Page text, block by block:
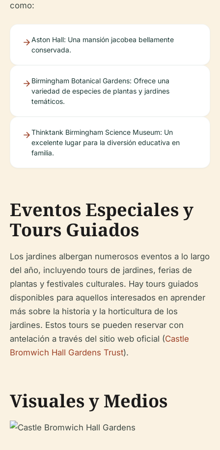
como:
Aston Hall: Una mansión jacobea bellamente
conservada.
Birmingham Botanical Gardens: Ofrece una
variedad de especies de plantas y jardines
temáticos.
Thinktank Birmingham Science Museum: Un
excelente lugar para la diversión educativa en
familia.
Eventos Especiales y
Tours Guiados
Los jardines albergan numerosos eventos a lo largo
del año, incluyendo tours de jardines, ferias de
plantas y festivales culturales. Hay tours guiados
disponibles para aquellos interesados en aprender
más sobre la historia y la horticultura de los
jardines. Estos tours se pueden reservar con
antelación a través del sitio web oficial (Castle
Bromwich Hall Gardens Trust).
Visuales y Medios